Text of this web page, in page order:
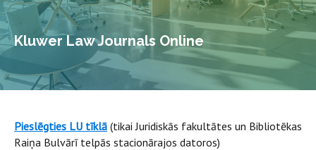
Kluwer Law Journals Online
Pieslēgties LU tīklā (tikai Juridiskās fakultātes un Bibliotēkas
Raiņa Bulvārī telpās stacionārajos datoros)